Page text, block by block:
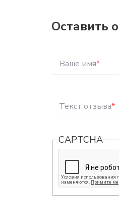
Оставить
Ваше имя*
Текст отзыва*
CAPTCHA